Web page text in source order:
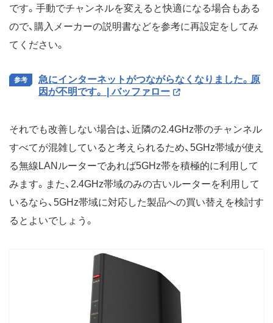
です。手動でチャンネルを変えると快適になる場合もある
ので、購入メーカーの説明書などを参考に再設定をしてみ
てください。
急にインターネットがつながらなくなりました。原
因が不明です。 | バッファロー
それでも改善しない場合は、近隣の2.4GHz帯のチャンネル
すべてが混雑していると考えられるため、5GHz帯域が使え
る無線LANルーターであれば5GHz帯を積極的に利用して
みます。また、2.4GHz帯域のみの古いルーターを利用して
いるなら、5GHz帯域に対応した製品への買い替えを検討す
るとよいでしょう。